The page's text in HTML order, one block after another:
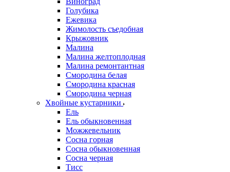
Голубика
Ежевика
Жимолость съедобная
Крыжовник
Малина
Малина желтоплодная
Малина ремонтантная
Смородина белая
Смородина красная
Смородина черная
Хвойные кустарники
Ель
Ель обыкновенная
Можжевельник
Сосна горная
Сосна обыкновенная
Сосна черная
Тисс